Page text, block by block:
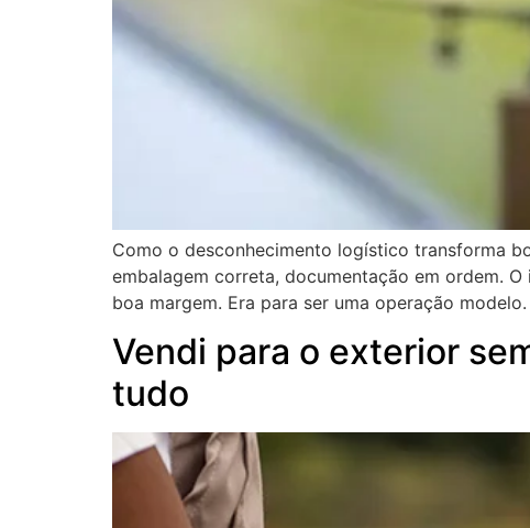
Como o desconhecimento logístico transforma
embalagem correta, documentação em ordem.
boa margem. Era para ser uma operação
Vendi para o exterior
tudo